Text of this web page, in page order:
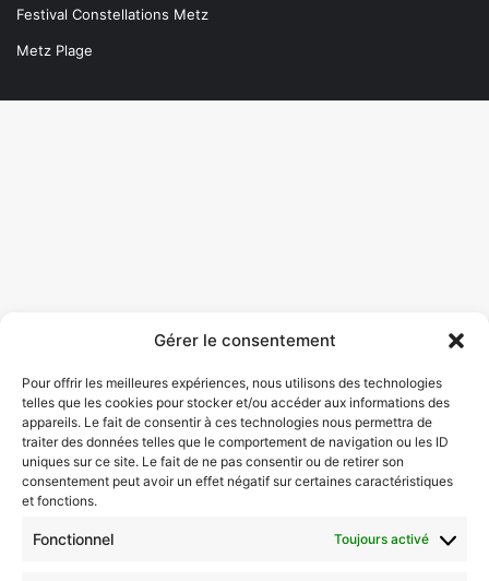
Gérer le consentement
Pour offrir les meilleures expériences, nous utilisons des technologies
telles que les cookies pour stocker et/ou accéder aux informations des
appareils. Le fait de consentir à ces technologies nous permettra de
traiter des données telles que le comportement de navigation ou les ID
uniques sur ce site. Le fait de ne pas consentir ou de retirer son
consentement peut avoir un effet négatif sur certaines caractéristiques
et fonctions.
Fonctionnel Toujours activé
Festival Constellations Metz
Metz Plage